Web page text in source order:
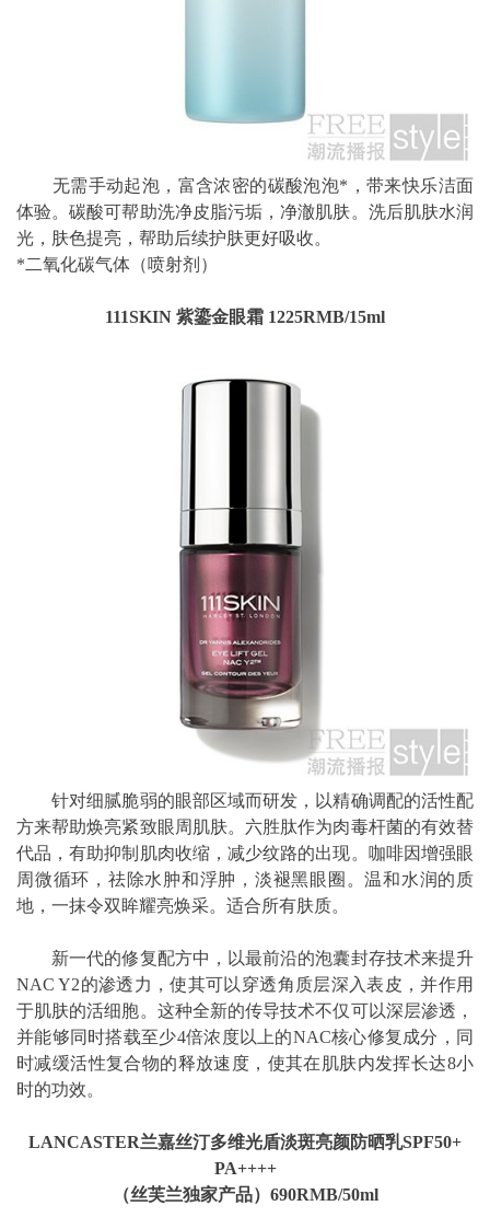
无需手动起泡，富含浓密的碳酸泡泡*，带来快乐洁面
体验。碳酸可帮助洗净皮脂污垢，净澈肌肤。洗后肌肤水润
光，肤色提亮，帮助后续护肤更好吸收。
*二氧化碳气体（喷射剂）
111SKIN 紫鎏金眼霜 1225RMB/15ml
针对细腻脆弱的眼部区域而研发，以精确调配的活性配
方来帮助焕亮紧致眼周肌肤。六胜肽作为肉毒杆菌的有效替
代品，有助抑制肌肉收缩，减少纹路的出现。咖啡因增强眼
周微循环，祛除水肿和浮肿，淡褪黑眼圈。温和水润的质
地，一抹令双眸耀亮焕采。适合所有肤质。
新一代的修复配方中，以最前沿的泡囊封存技术来提升
NAC Y2的渗透力，使其可以穿透角质层深入表皮，并作用
于肌肤的活细胞。这种全新的传导技术不仅可以深层渗透，
并能够同时搭载至少4倍浓度以上的NAC核心修复成分，同
时减缓活性复合物的释放速度，使其在肌肤内发挥长达8小
时的功效。
LANCASTER兰嘉丝汀多维光盾淡斑亮颜防晒乳SPF50+
PA++++
（丝芙兰独家产品）690RMB/50ml